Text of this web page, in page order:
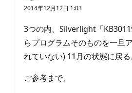
り
せ
ん
2014年12月12日 1:03
3つの内、Silverlight「
らプログラムそのものを一旦
れていない) 11月の状態に戻
ご参考まで、